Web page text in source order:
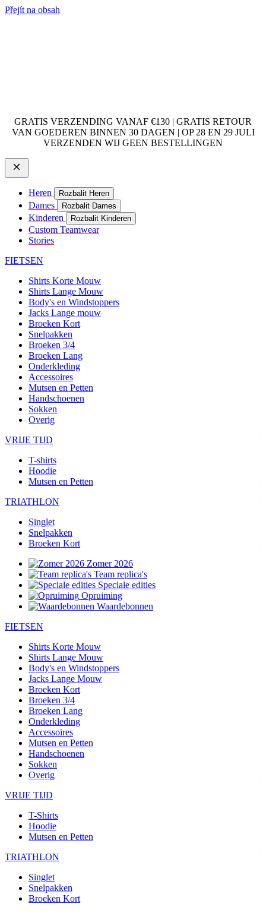
Přejít na obsah
GRATIS VERZENDING VANAF €130 | GRATIS RETOUR
VAN GOEDEREN BINNEN 30 DAGEN | OP 28 EN 29 JULI
VERZENDEN WIJ GEEN BESTELLINGEN
Heren Rozbalit Heren
Dames Rozbalit Dames
Kinderen Rozbalit Kinderen
Custom Teamwear
Stories
FIETSEN
Shirts Korte Mouw
Shirts Lange Mouw
Body's en Windstoppers
Jacks Lange mouw
Broeken Kort
Snelpakken
Broeken 3/4
Broeken Lang
Onderkleding
Accessoires
Mutsen en Petten
Handschoenen
Sokken
Overig
VRIJE TIJD
T-shirts
Hoodie
Mutsen en Petten
TRIATHLON
Singlet
Snelpakken
Broeken Kort
Zomer 2026
Team replica's
Speciale edities
Opruiming
Waardebonnen
FIETSEN
Shirts Korte Mouw
Shirts Lange Mouw
Body's en Windstoppers
Jacks Lange Mouw
Broeken Kort
Broeken 3/4
Broeken Lang
Onderkleding
Accessoires
Mutsen en Petten
Handschoenen
Sokken
Overig
VRIJE TIJD
T-Shirts
Hoodie
Mutsen en Petten
TRIATHLON
Singlet
Snelpakken
Broeken Kort